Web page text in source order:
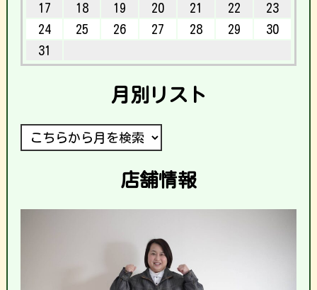
17
18 19 20 21 22
23
24
25 26 27 28 29
30
31
月別リスト
店舗情報